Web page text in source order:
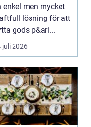
enkel men mycket
lösning för att
gods p&ari...
juli 2026